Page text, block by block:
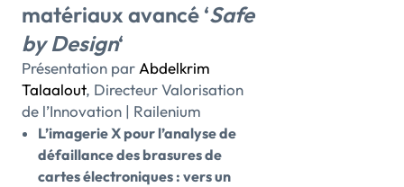
matériaux avancé ‘Safe
by Design‘
Présentation par Abdelkrim
Talaalout, Directeur Valorisation
de l’Innovation | Railenium
L’imagerie X pour l’analyse de
défaillance des brasures de
cartes électroniques : vers un